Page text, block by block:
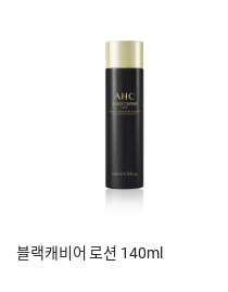
블랙캐비어 로션 140ml